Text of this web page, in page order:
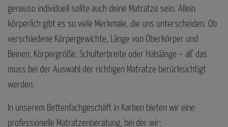
genauso individuell sollte auch deine Matratze sein. Allein
körperlich gibt es so viele Merkmale, die uns unterscheiden. Ob
verschiedene Körpergewichte, Länge von Oberkörper und
Beinen, Körpergröße, Schulterbreite oder Halslänge – all’ das
muss bei der Auswahl der richtigen Matratze berücksichtigt
werden.
In unserem Bettenfachgeschäft in Karben bieten wir eine
professionelle Matratzenberatung, bei der wir: